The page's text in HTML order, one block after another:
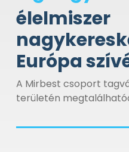
élelmiszer
Európa
A Mirbest csoport
területén